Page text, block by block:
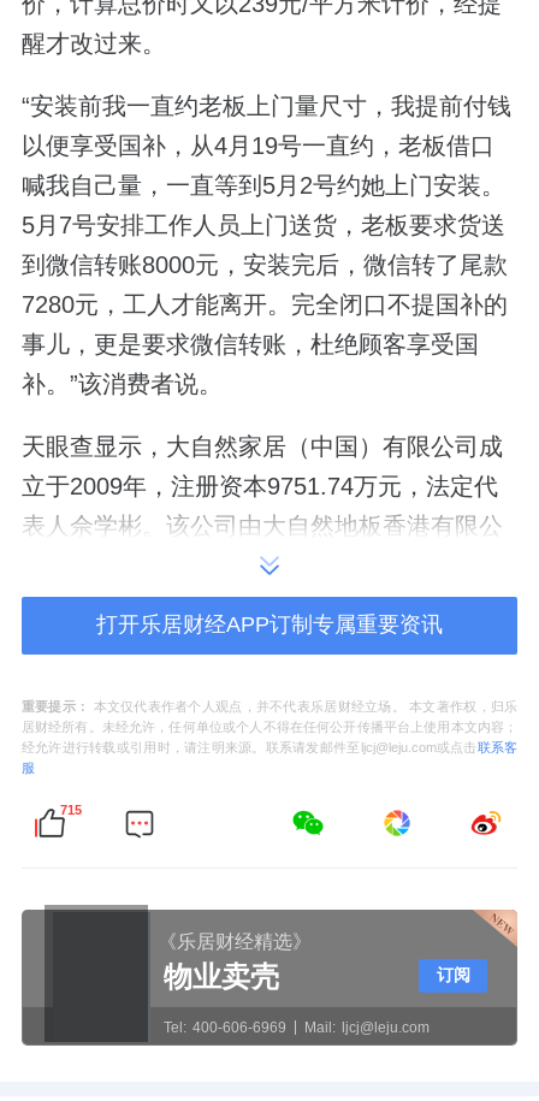
醒才改过来。
“安装前我一直约老板上门量尺寸，我提前付钱
以便享受国补，从4月19号一直约，老板借口
喊我自己量，一直等到5月2号约她上门安装。
5月7号安排工作人员上门送货，老板要求货送
到微信转账8000元，安装完后，微信转了尾款
7280元，工人才能离开。完全闭口不提国补的
事儿，更是要求微信转账，杜绝顾客享受国
补。”该消费者说。
天眼查显示，大自然家居（中国）有限公司成
立于2009年，注册资本9751.74万元，法定代
表人佘学彬。该公司由大自然地板香港有限公
司直接持股52.64%。其对外有54家投资企业。
公司官网介绍，大自然家居发源于1995年，
单，2024年品牌价值910.56亿元。大自然家居
在国内拥有超过5000家统一授权、统一形象的
打开乐居财经APP订制专属重要资讯
重要提示：
本文仅代表作者个人观点，并不代表乐居财经立场。 本文著作权，归乐
居财经所有。未经允许，任何单位或个人不得在任何公开传播平台上使用本文内容；
经允许进行转载或引用时，请注明来源。联系请发邮件至ljcj@leju.com或点击联系客
服
715
《乐居财经精选》
物业卖壳
Tel: 400-606-6969 Mail: ljcj@leju.com
订阅